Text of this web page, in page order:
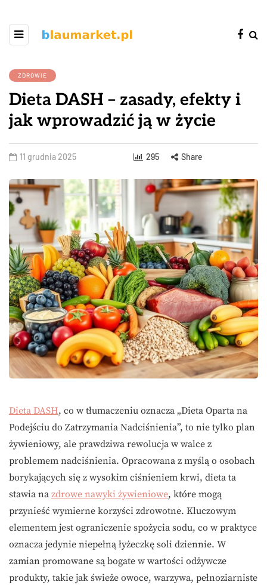
ZDROWIE
Dieta DASH – zasady, efekty i
jak wprowadzić ją w życie
11 grudnia 2025 295 Share
Dieta DASH, co w tłumaczeniu oznacza „Dieta Oparta na
Podejściu do Zatrzymania Nadciśnienia”, to nie tylko plan
żywieniowy, ale prawdziwa rewolucja w walce z
problemem nadciśnienia. Opracowana z myślą o osobach
borykających się z wysokim ciśnieniem krwi, dieta ta
stawia na zdrowe nawyki żywieniowe, które mogą
przynieść wymierne korzyści zdrowotne. Kluczowym
elementem jest ograniczenie spożycia sodu, co w praktyce
oznacza jedynie niepełną łyżeczkę soli dziennie. W
zamian promowane są bogate w wartości odżywcze
produkty, takie jak świeże owoce, warzywa, pełnoziarniste